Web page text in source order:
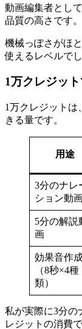
動画編集者とし
品質の高さです。
機械っぽさがほ
使えるレベルでし
1万クレジッ
1万クレジットは
きる量です。
用途
3分のナレ
ション動
5分の解説
画
効果音作
（8秒×4種
類）
私が実際に3分の
レジットの消費で